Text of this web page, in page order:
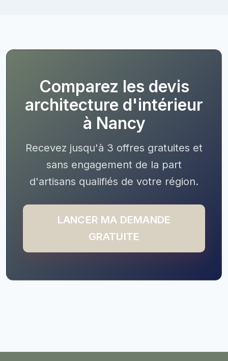
Comparez les devis
architecture d'intérieur
à Nancy
Recevez jusqu'à 3 offres gratuites et
sans engagement de la part
d'artisans qualifiés de votre région.
LANCER MA DEMANDE
GRATUITE